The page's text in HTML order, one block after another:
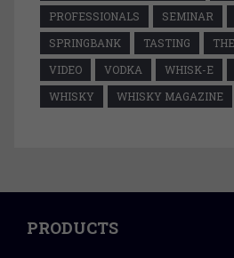
PROFESSIONALS
SEMINAR
SPRINGBANK
TASTING
VIDEO
VODKA WHISK-E
WHISKY
WHISKY MAGAZINE
PRODUCTS